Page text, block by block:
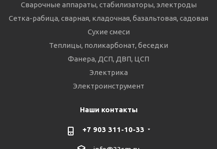
Сварочные аппараты, стабилизаторы, электроды
Сетка-рабица, сварная, кладочная, базальтовая, садовая
Сухие смеси
Теплицы, поликарбонат, беседки
Фанера, ДСП, ДВП, ЦСП
Электрика
Электроинструмент
Наши контакты
+7 903 311-10-33